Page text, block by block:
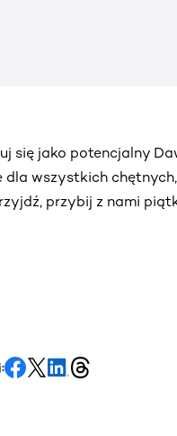
się jako potencjalny
dla wszystkich
przybij z nami